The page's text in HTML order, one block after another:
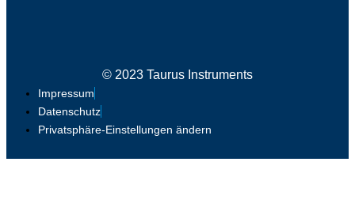
© 2023 Taurus Instruments
Impressum
Datenschutz
Privatsphäre-Einstellungen ändern